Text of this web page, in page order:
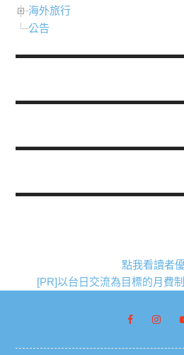
海外旅行
公告
點我看讀者
[PR]以台日交流為目標的月費